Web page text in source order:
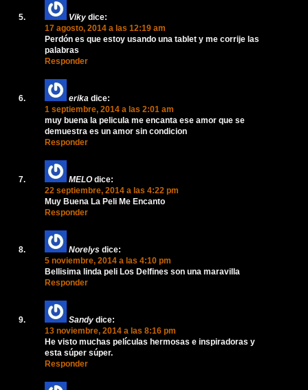
Viky dice:
17 agosto, 2014 a las 12:19 am
Perdón es que estoy usando una tablet y me corrije las
palabras
Responder
erika dice:
1 septiembre, 2014 a las 2:01 am
muy buena la pelicula me encanta ese amor que se
demuestra es un amor sin condicion
Responder
MELO dice:
22 septiembre, 2014 a las 4:22 pm
Muy Buena La Peli Me Encanto
Responder
Norelys dice:
5 noviembre, 2014 a las 4:10 pm
Bellisima linda peli Los Delfines son una maravilla
Responder
Sandy dice:
13 noviembre, 2014 a las 8:16 pm
He visto muchas películas hermosas e inspiradoras y
esta súper súper.
Responder